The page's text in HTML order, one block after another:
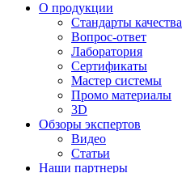
О продукции
Стандарты качества
Вопрос-ответ
Лаборатория
Сертификаты
Мастер системы
Промо материалы
3D
Обзоры экспертов
Видео
Статьи
Наши партнеры